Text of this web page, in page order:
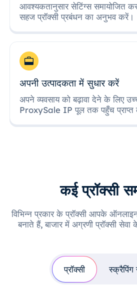
आवश्यकतानुसार सेटिंग्स समायोजित
सहज प्रॉक्सी प्रबंधन का अनुभव करें।
अपनी उत्पादकता में सुधार करें
अपने व्यवसाय को बढ़ावा देने के लिए
ProxySale IP पूल तक पहुँच प्राप्त
कई प्रॉक्सी
विभिन्न प्रकार के प्रॉक्सी आपके
बनाते हैं, बाजार में अग्रणी प्रॉक्सी
प्रॉक्सी स्क्रैपिंग